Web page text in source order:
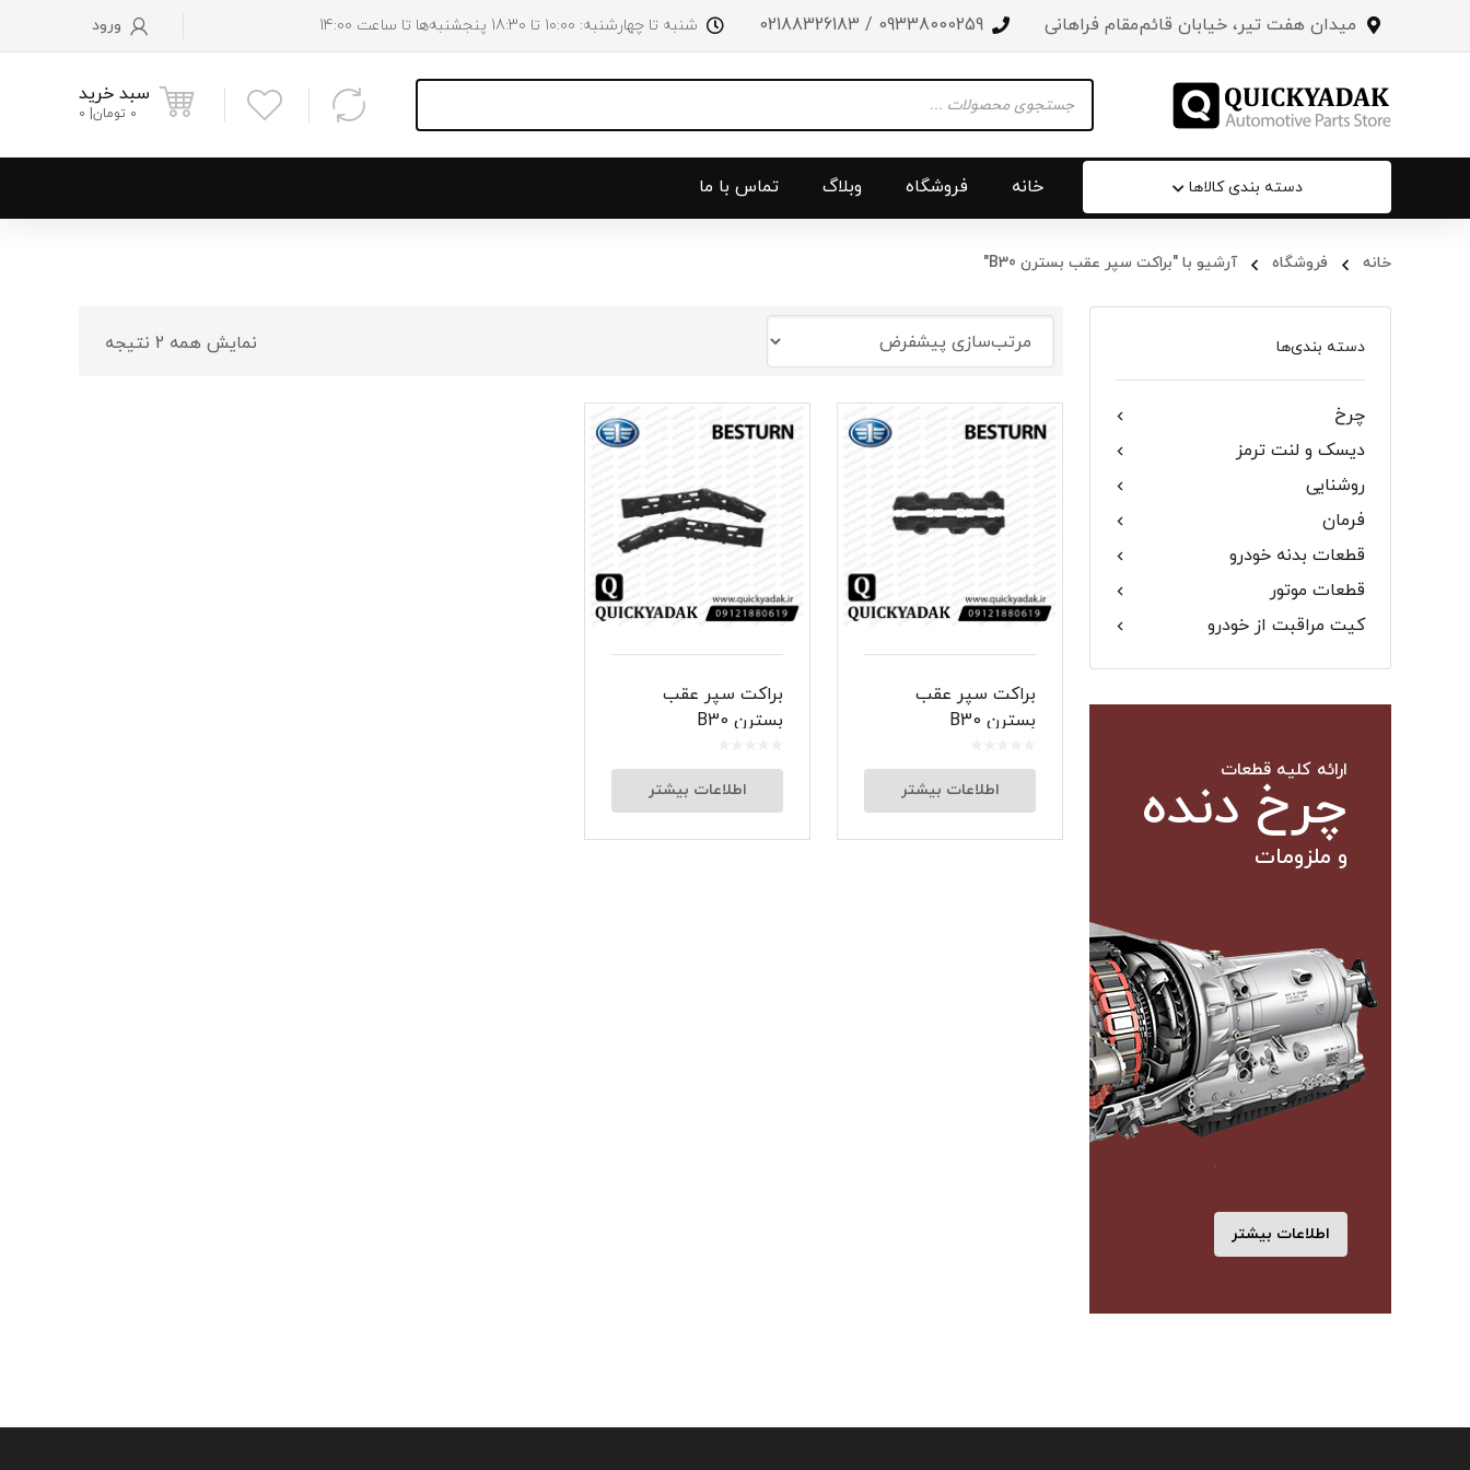
میدان هفت تیر، خیابان قائم‌مقام فراهانی 09338000259 / 02188326183 شنبه تا چهارشنبه: 10:00 تا 18:30 پنجشنبه‌‌ها تا ساعت 14:00 ورود
سبد خرید
0 تومان 0
search
دسته بندی کالاها
جلو پنجره
درب خودرو
چراغ جلو
چراغ روی سپر
شبرنگ
میل موج گیر
سیبک فرمان
لنت و کفشک ترمز
خانه فروشگاه وبلاگ تماس با ما
خانه فروشگاه آرشیو با "براکت سپر عقب بسترن B30"
دسته بندی‌ها
چرخ
دیسک و لنت ترمز
روشنایی
فرمان
قطعات بدنه خودرو
قطعات موتور
کیت مراقبت از خودرو
ارائه کلیه قطعات
چرخ دنده
و ملزومات
اطلاعات بیشتر
نمایش همه 2 نتیجه
براکت سپر عقب
بسترن B30
اطلاعات بیشتر
براکت سپر عقب
بسترن B30
اطلاعات بیشتر